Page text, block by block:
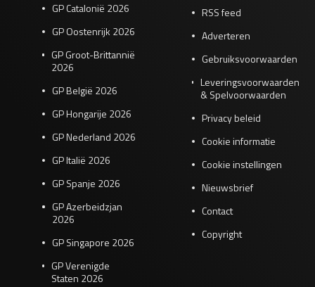
GP Catalonië 2026
GP Oostenrijk 2026
GP Groot-Brittannië
2026
GP België 2026
GP Hongarije 2026
GP Nederland 2026
GP Italië 2026
GP Spanje 2026
GP Azerbeidzjan
2026
GP Singapore 2026
GP Verenigde
Staten 2026
RSS feed
Adverteren
Gebruiksvoorwaarden
Leveringsvoorwaarden
& Spelvoorwaarden
Privacy beleid
Cookie informatie
Cookie instellingen
Nieuwsbrief
Contact
Copyright